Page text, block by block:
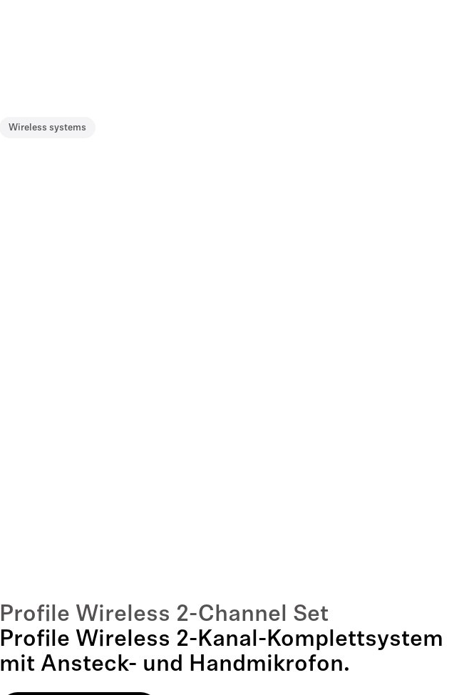
Wireless systems
Profile Wireless 2-Channel Set
Profile Wireless 2-Kanal-Komplettsystem
mit Ansteck- und Handmikrofon.